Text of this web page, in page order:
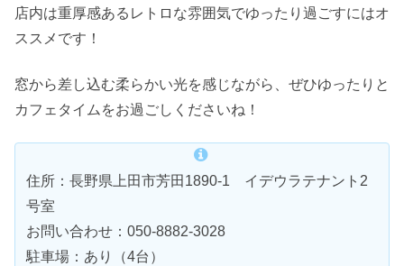
店内は重厚感あるレトロな雰囲気でゆったり過ごすにはオ
ススメです！
窓から差し込む柔らかい光を感じながら、ぜひゆったりと
カフェタイムをお過ごしくださいね！
住所：長野県上田市芳田1890-1 イデウラテナント2
号室
お問い合わせ：050-8882-3028
駐車場：あり（4台）